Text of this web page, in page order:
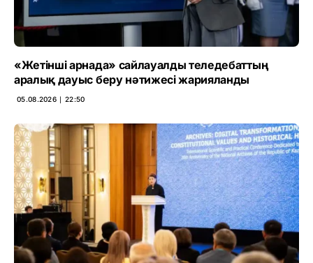
«Жетінші арнада» сайлауалды теледебаттың
аралық дауыс беру нәтижесі жарияланды
05.08.2026 ∣ 22:50